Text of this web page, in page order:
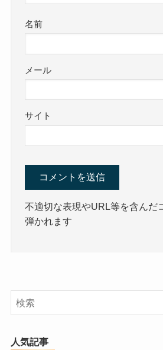
名前
メール
サイト
不適切な表現やURL等を含んだ
弾かれます
人気記事